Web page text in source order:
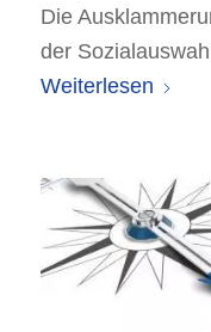
Die
der
Weiterlesen